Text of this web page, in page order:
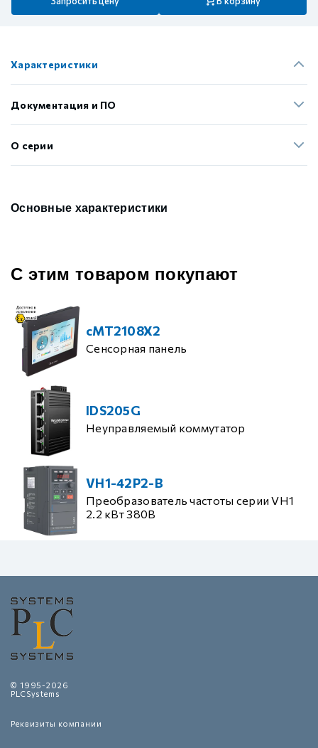
Характеристики
Документация и ПО
О серии
Основные характеристики
С этим товаром покупают
cMT2108X2
Сенсорная панель
IDS205G
Неуправляемый коммутатор
VH1-42P2-B
Преобразователь частоты серии VH1
2.2 кВт 380В
© 1995-2026
PLCSystems
Реквизиты компании